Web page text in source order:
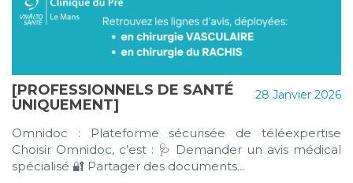
28 Janvier 2026
[PROFESSIONNELS DE SANTÉ
UNIQUEMENT]
Omnidoc : Plateforme sécurisée de téléexpertise
Choisir Omnidoc, c’est : 🩺 Demander un avis médical
spécialisé 🔐 Partager des documents...